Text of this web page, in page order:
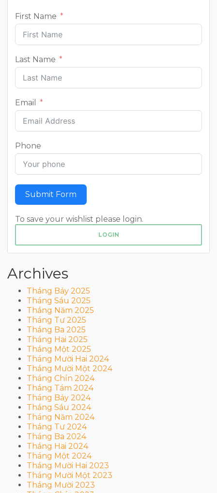
First Name
Last Name
Email
Phone
Submit Form
To save your wishlist please login.
LOGIN
Archives
Tháng Bảy 2025
Tháng Sáu 2025
Tháng Năm 2025
Tháng Tư 2025
Tháng Ba 2025
Tháng Hai 2025
Tháng Một 2025
Tháng Mười Hai 2024
Tháng Mười Một 2024
Tháng Chín 2024
Tháng Tám 2024
Tháng Bảy 2024
Tháng Sáu 2024
Tháng Năm 2024
Tháng Tư 2024
Tháng Ba 2024
Tháng Hai 2024
Tháng Một 2024
Tháng Mười Hai 2023
Tháng Mười Một 2023
Tháng Mười 2023